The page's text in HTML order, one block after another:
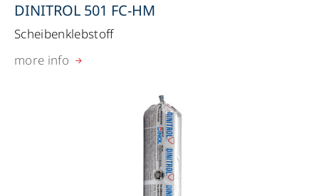
DINITROL 501 FC-HM
Scheibenklebstoff
more info